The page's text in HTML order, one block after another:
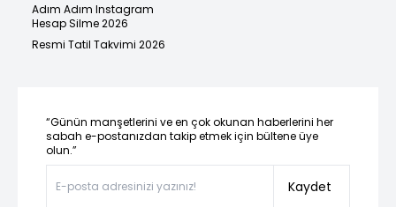
Adım Adım Instagram
Hesap Silme 2026
Resmi Tatil Takvimi 2026
“Günün manşetlerini ve en çok okunan haberlerini her
sabah e-postanızdan takip etmek için bültene üye
olun.”
Kaydet